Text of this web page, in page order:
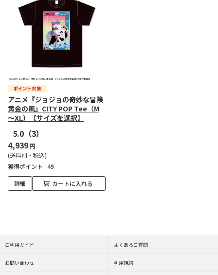
アニメ『ジョジョの奇妙な冒険
黄金の風』CITY POP Tee（M
～XL）【サイズを選択】
5.0 （3）
4,939円
(送料別・税込)
獲得ポイント : 49
詳細 カートに入れる
ご利用ガイド よくあるご質問
お問い合わせ 利用規約